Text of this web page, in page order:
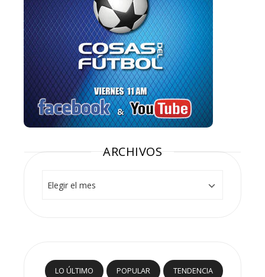
ARCHIVOS
LO ÚLTIMO POPULAR TENDENCIA